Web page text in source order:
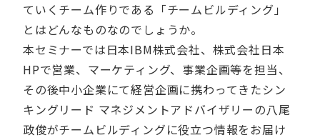
ていくチーム作りである「チームビルディング」
とはどんなものなのでしょうか。
本セミナーでは日本IBM株式会社、株式会社日本
HPで営業、マーケティング、事業企画等を担当、
その後中小企業にて経営企画に携わってきたシン
キングリード マネジメントアドバイザリーの八尾
政俊がチームビルディングに役立つ情報をお届け